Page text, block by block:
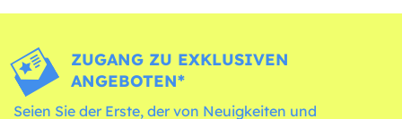
ZUGANG ZU EXKLUSIVEN
ANGEBOTEN*
Seien Sie der Erste, der von Neuigkeiten und